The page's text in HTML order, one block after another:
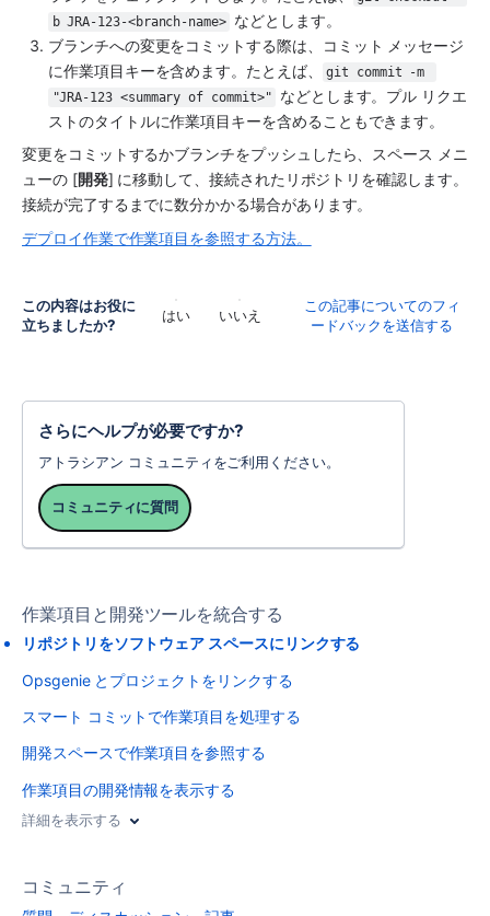
b JRA-123-<branch-name> などとします。
ブランチへの変更をコミットする際は、コミット メッセージ
に作業項目キーを含めます。たとえば、
git commit -m
"JRA-123 <summary of commit>"
などとします。プル リクエ
ストのタイトルに作業項目キーを含めることもできます。
変更をコミットするかブランチをプッシュしたら、 スペース メニ
ューの [開発] に移動して、接続されたリポジトリを確認します。
接続が完了するまでに数分かかる場合があります。
デプロイ作業で作業項目を参照する方法。
この内容はお役に
立ちましたか?
はい いいえ
この記事についてのフィ
ードバックを送信する
さらにヘルプが必要ですか?
アトラシアン コミュニティをご利用ください。
コミュニティに質問
作業項目と開発ツールを統合する
リポジトリをソフトウェア スペースにリンクする
Opsgenie とプロジェクトをリンクする
スマート コミットで作業項目を処理する
開発スペースで作業項目を参照する
作業項目の開発情報を表示する
詳細を表示する
コミュニティ